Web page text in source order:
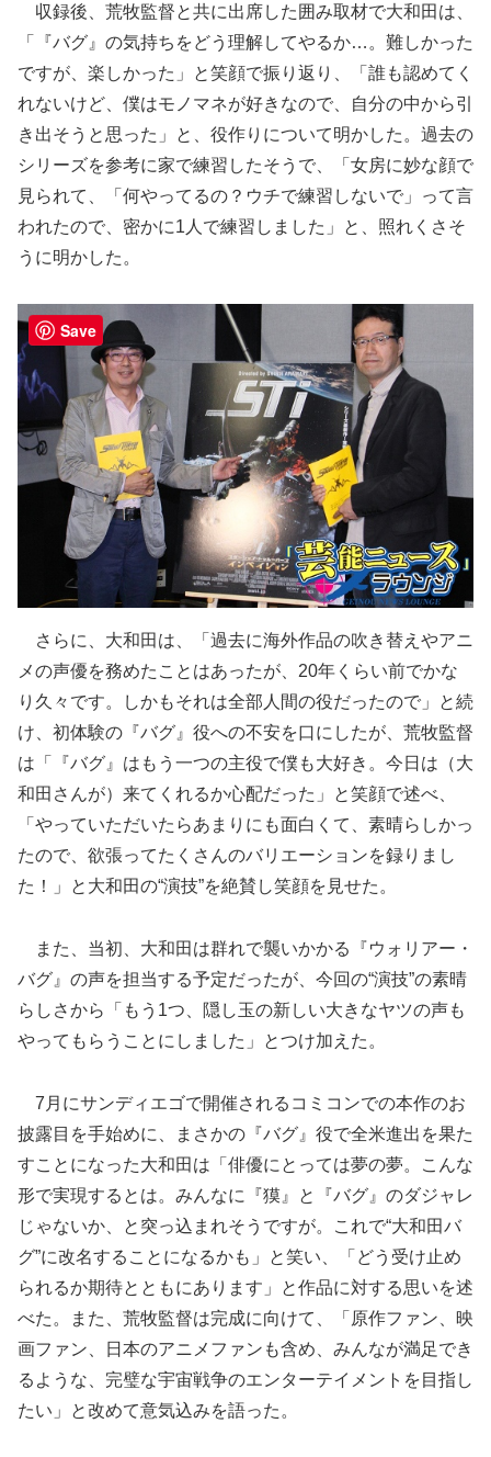
収録後、荒牧監督と共に出席した囲み取材で大和田は、
「『バグ』の気持ちをどう理解してやるか…。難しかった
ですが、楽しかった」と笑顔で振り返り、「誰も認めてく
れないけど、僕はモノマネが好きなので、自分の中から引
き出そうと思った」と、役作りについて明かした。過去の
シリーズを参考に家で練習したそうで、「女房に妙な顔で
見られて、「何やってるの？ウチで練習しないで」って言
われたので、密かに1人で練習しました」と、照れくさそ
うに明かした。
さらに、大和田は、「過去に海外作品の吹き替えやアニ
メの声優を務めたことはあったが、20年くらい前でかな
り久々です。しかもそれは全部人間の役だったので」と続
け、初体験の『バグ』役への不安を口にしたが、荒牧監督
は「『バグ』はもう一つの主役で僕も大好き。今日は（大
和田さんが）来てくれるか心配だった」と笑顔で述べ、
「やっていただいたらあまりにも面白くて、素晴らしかっ
たので、欲張ってたくさんのバリエーションを録りまし
た！」と大和田の“演技”を絶賛し笑顔を見せた。
また、当初、大和田は群れで襲いかかる『ウォリアー・
バグ』の声を担当する予定だったが、今回の“演技”の素晴
らしさから「もう1つ、隠し玉の新しい大きなヤツの声も
やってもらうことにしました」とつけ加えた。
7月にサンディエゴで開催されるコミコンでの本作のお
披露目を手始めに、まさかの『バグ』役で全米進出を果た
すことになった大和田は「俳優にとっては夢の夢。こんな
形で実現するとは。みんなに『獏』と『バグ』のダジャレ
じゃないか、と突っ込まれそうですが。これで“大和田バ
グ”に改名することになるかも」と笑い、「どう受け止め
られるか期待とともにあります」と作品に対する思いを述
べた。また、荒牧監督は完成に向けて、「原作ファン、映
画ファン、日本のアニメファンも含め、みんなが満足でき
るような、完璧な宇宙戦争のエンターテイメントを目指し
たい」と改めて意気込みを語った。
Save